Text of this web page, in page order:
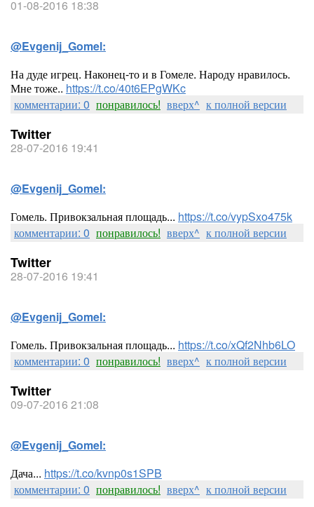
01-08-2016 18:38
@Evgenij_Gomel:
На дуде игрец. Наконец-то и в Гомеле. Народу нравилось.
Мне тоже.. https://t.co/40t6EPgWKc
комментарии: 0 понравилось! вверх^ к полной версии
Twitter
28-07-2016 19:41
@Evgenij_Gomel:
Гомель. Привокзальная площадь... https://t.co/vypSxo475k
комментарии: 0 понравилось! вверх^ к полной версии
Twitter
28-07-2016 19:41
@Evgenij_Gomel:
Гомель. Привокзальная площадь... https://t.co/xQf2Nhb6LO
комментарии: 0 понравилось! вверх^ к полной версии
Twitter
09-07-2016 21:08
@Evgenij_Gomel:
Дача... https://t.co/kvnp0s1SPB
комментарии: 0 понравилось! вверх^ к полной версии